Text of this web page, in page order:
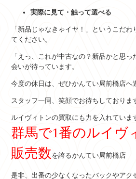
実際に見て・触って選べる
「新品じゃなきゃイヤ！」というこだ
てください。
「えっ、これが中古なの？新品かと思っ
会いが待っています。
今度の休日は、ぜひかんてい局前橋店へ
スタッフ一同、笑顔でお待ちしておりま
ルイヴィトンの買取にも力を入れていま
群馬で1番のルイヴ
販売数を誇るかんてい局前橋店
是非、出番の少なくなったバックやアク